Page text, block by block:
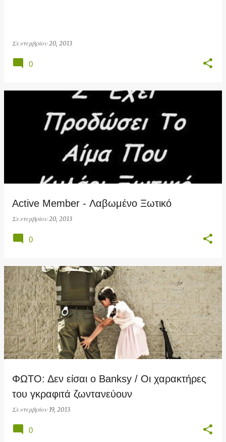
Σεπτεμβρίου 20, 2013
0
Active Member - Λαβωμένο Ξωτικό
Σεπτεμβρίου 20, 2013
0
ΦΩΤΟ: Δεν είσαι ο Banksy / Οι χαρακτήρες
του γκραφιτά ζωντανεύουν
Σεπτεμβρίου 19, 2013
0